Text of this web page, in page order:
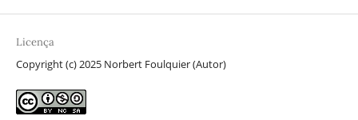
Licença
Copyright (c) 2025 Norbert Foulquier (Autor)